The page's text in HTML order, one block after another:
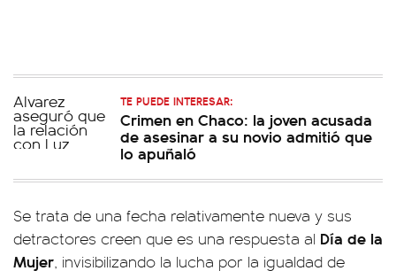
TE PUEDE INTERESAR:
Crimen en Chaco: la joven acusada
de asesinar a su novio admitió que
lo apuñaló
Se trata de una fecha relativamente nueva y sus
detractores creen que es una respuesta al Día de la
Mujer, invisibilizando la lucha por la igualdad de